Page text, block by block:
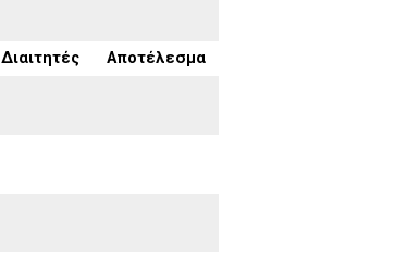
Διαιτητές
Αποτέλεσμα